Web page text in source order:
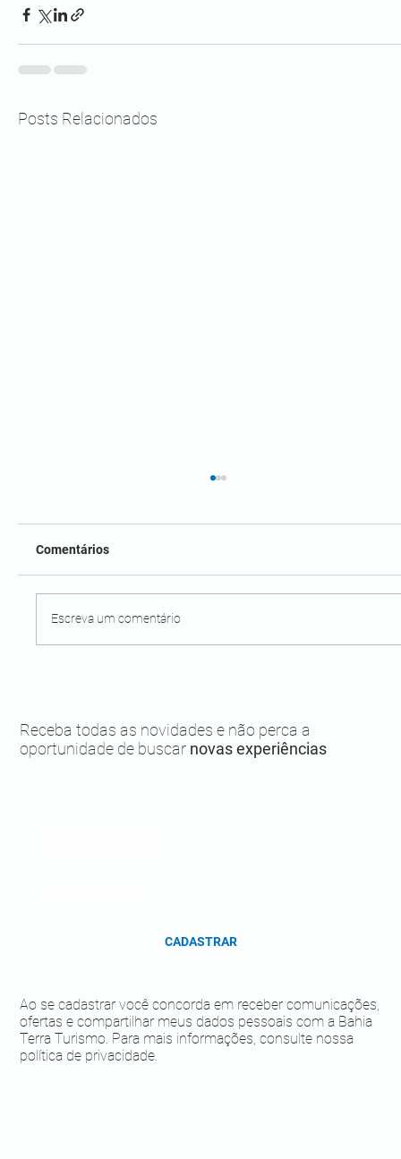
Posts Relacionados
Comentários
Escreva um comentário
Receba todas as novidades e não perca a
oportunidade de buscar novas experiências
Ao se cadastrar você concorda em receber comunicações,
ofertas e compartilhar meus dados pessoais com a Bahia
Terra Turismo. Para mais informações, consulte nossa
política de privacidade.
CADASTRAR